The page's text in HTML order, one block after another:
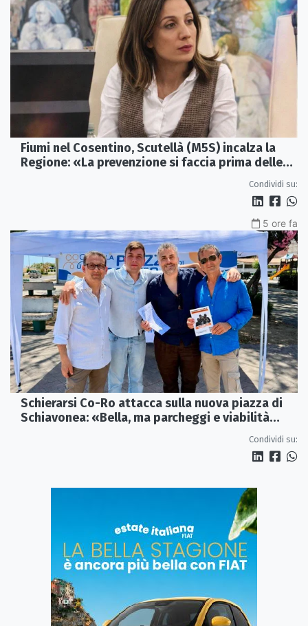
Fiumi nel Cosentino, Scutellà (M5S) incalza la
Regione: «La prevenzione si faccia prima delle
Condividi su:
5 ore fa
Schierarsi Co-Ro attacca sulla nuova piazza di
Schiavonea: «Bella, ma parcheggi e viabilità
Condividi su: